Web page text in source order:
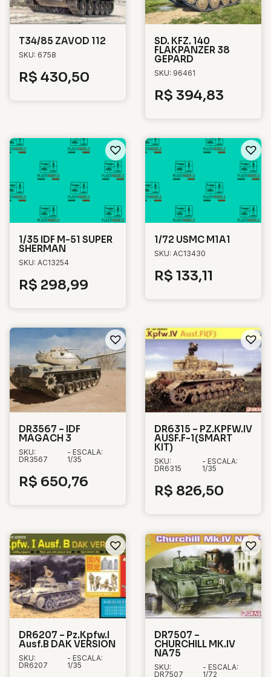
T34/85 ZAVOD 112
SKU: 6758
R$ 430,50
SD. KFZ. 140
FLAKPANZER 38
GEPARD
SKU: 96461
R$ 394,83
1/35 IDF M-51 SUPER
SHERMAN
SKU: AC13254
R$ 298,99
1/72 USMC M1A1
SKU: AC13430
R$ 133,11
DR3567 – IDF
MAGACH 3
SKU:
DR3567
- ESCALA:
1/35
R$ 650,76
DR6315 – PZ.KPFW.IV
AUSF.F-1(SMART
KIT)
SKU:
DR6315
- ESCALA:
1/35
R$ 826,50
DR6207 – Pz.Kpfw.I
Ausf.B DAK VERSION
SKU:
DR6207
- ESCALA:
1/35
DR7507 –
CHURCHILL MK.IV
NA75
SKU:
DR7507
- ESCALA:
1/72